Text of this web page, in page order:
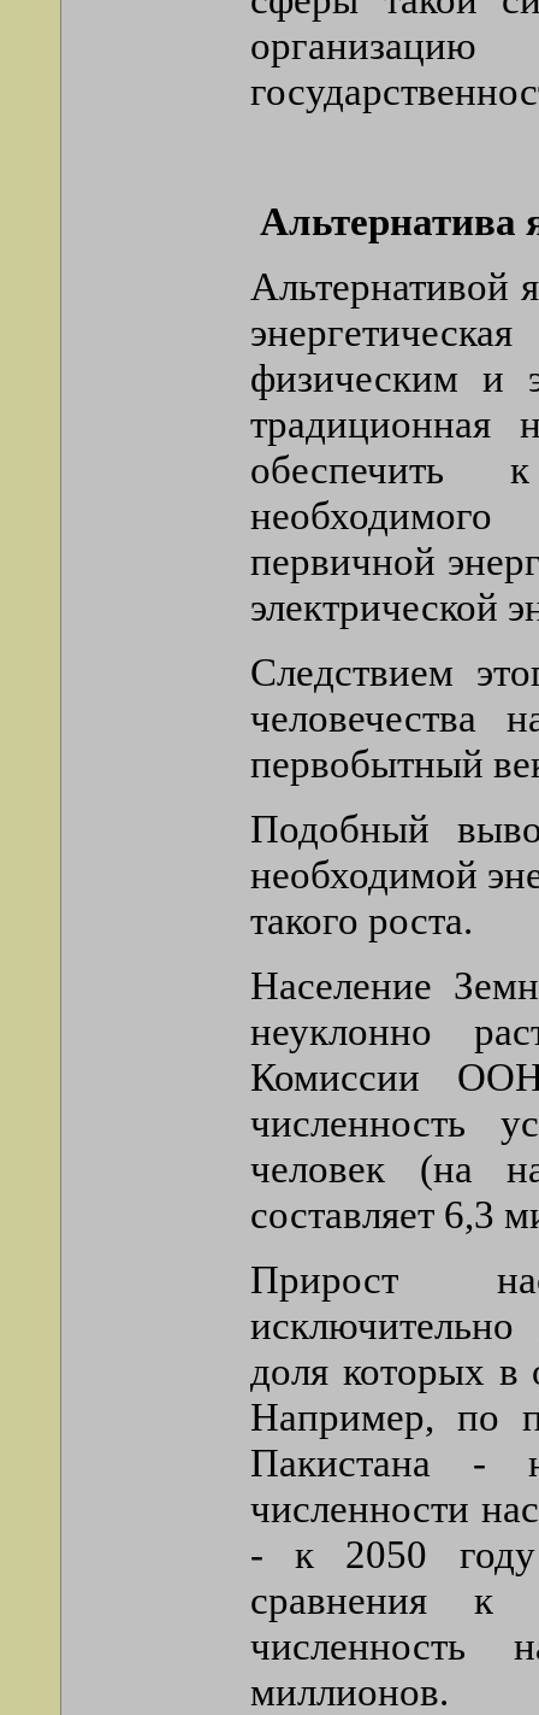
Альтернатива
Альтернативой
физическим и
традиционная
обеспечить
первичной
электрической
Следствием
человечества
первобытный
Подобный
необходимой
такого роста.
Население
неуклонно
Комиссии
численность
человек (на
составляет 6,3
Прирост
доля которых в
Например, по
Пакистана -
численности
- к 2050 году
сравнения к
численность
миллионов.